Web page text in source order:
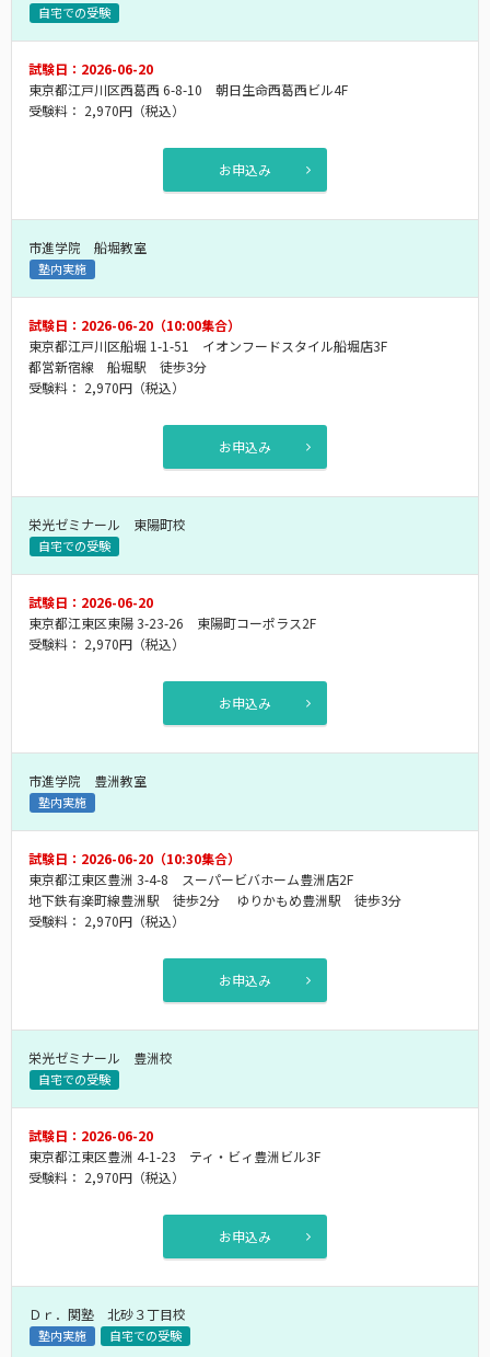
自宅での受験
試験日：2026-06-20
東京都江戸川区西葛西 6-8-10 朝日生命西葛西ビル4F
受験料： 2,970円 （税込）
お申込み
市進学院 船堀教室
塾内実施
試験日：2026-06-20（10:00集合）
東京都江戸川区船堀 1-1-51 イオンフードスタイル船堀店3F
都営新宿線 船堀駅 徒歩3分
受験料： 2,970円 （税込）
お申込み
栄光ゼミナール 東陽町校
自宅での受験
試験日：2026-06-20
東京都江東区東陽 3-23-26 東陽町コーポラス2F
受験料： 2,970円 （税込）
お申込み
市進学院 豊洲教室
塾内実施
試験日：2026-06-20（10:30集合）
東京都江東区豊洲 3-4-8 スーパービバホーム豊洲店2F
地下鉄有楽町線豊洲駅 徒歩2分 ゆりかもめ豊洲駅 徒歩3分
受験料： 2,970円 （税込）
お申込み
栄光ゼミナール 豊洲校
自宅での受験
試験日：2026-06-20
東京都江東区豊洲 4-1-23 ティ・ビィ豊洲ビル3F
受験料： 2,970円 （税込）
お申込み
Ｄｒ．関塾 北砂３丁目校
塾内実施 自宅での受験